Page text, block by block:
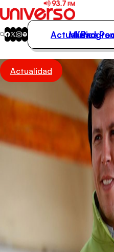
Actualidad
Música
Programas
Podcasts
Destacados
Actualidad
Música
Actualidad